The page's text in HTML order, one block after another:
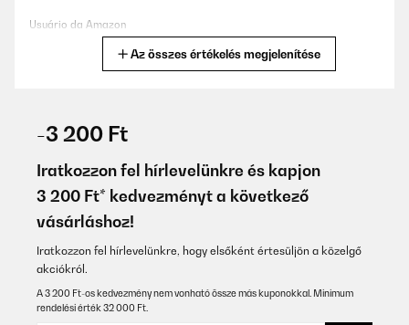
Usuário da Amazon
zuverlässig und überzeugt auch in der
Wiedergabequalität.Wermutstropfen: Es wird überall mit '130
Watt Klangqualität ' beworben - ich ging von Endstufen aus, die
130 Watt leisten könnten. Mir erschießt sich dieses irreführende,
für mich allerdings wichtige Detail nicht, deshalb musste ich vom
Amazon-Benutzer
Fordítsd le
Az összes értékelés megjelenítése
-3 200 Ft
Iratkozzon fel hírlevelünkre és kapjon
3 200 Ft* kedvezményt a következő
vásárláshoz!
Iratkozzon fel hírlevelünkre, hogy elsőként értesüljön a közelgő
akciókról.
A 3 200 Ft-os kedvezmény nem vonható össze más kuponokkal. Minimum
rendelési érték 32 000 Ft.